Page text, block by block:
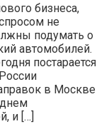
бизнеса,
не
подумать о
автомобилей.
постарается
в Москве
и […]